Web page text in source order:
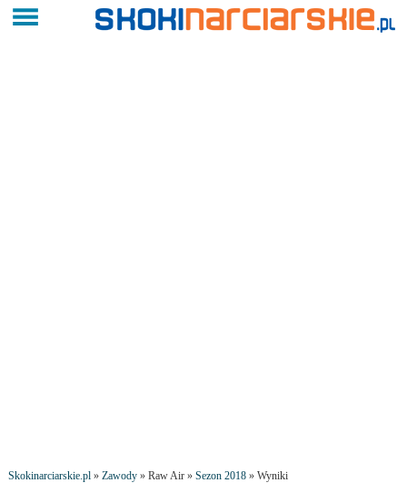
Skokinarciarskie.pl» Zawody» Raw Air » Sezon 2018» Wyniki